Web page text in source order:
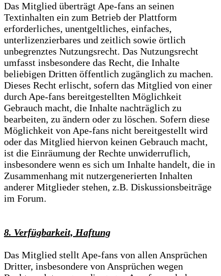
Das Mitglied überträgt Ape-fans an seinen
Textinhalten ein zum Betrieb der Plattform
erforderliches, unentgeltliches, einfaches,
unterlizenzierbares und zeitlich sowie örtlich
unbegrenztes Nutzungsrecht. Das Nutzungsrecht
umfasst insbesondere das Recht, die Inhalte
beliebigen Dritten öffentlich zugänglich zu machen.
Dieses Recht erlischt, sofern das Mitglied von einer
durch Ape-fans bereitgestellten Möglichkeit
Gebrauch macht, die Inhalte nachträglich zu
bearbeiten, zu ändern oder zu löschen. Sofern diese
Möglichkeit von Ape-fans nicht bereitgestellt wird
oder das Mitglied hiervon keinen Gebrauch macht,
ist die Einräumung der Rechte unwiderruflich,
insbesondere wenn es sich um Inhalte handelt, die in
Zusammenhang mit nutzergenerierten Inhalten
anderer Mitglieder stehen, z.B. Diskussionsbeiträge
im Forum.
8. Verfügbarkeit, Haftung
Das Mitglied stellt Ape-fans von allen Ansprüchen
Dritter, insbesondere von Ansprüchen wegen